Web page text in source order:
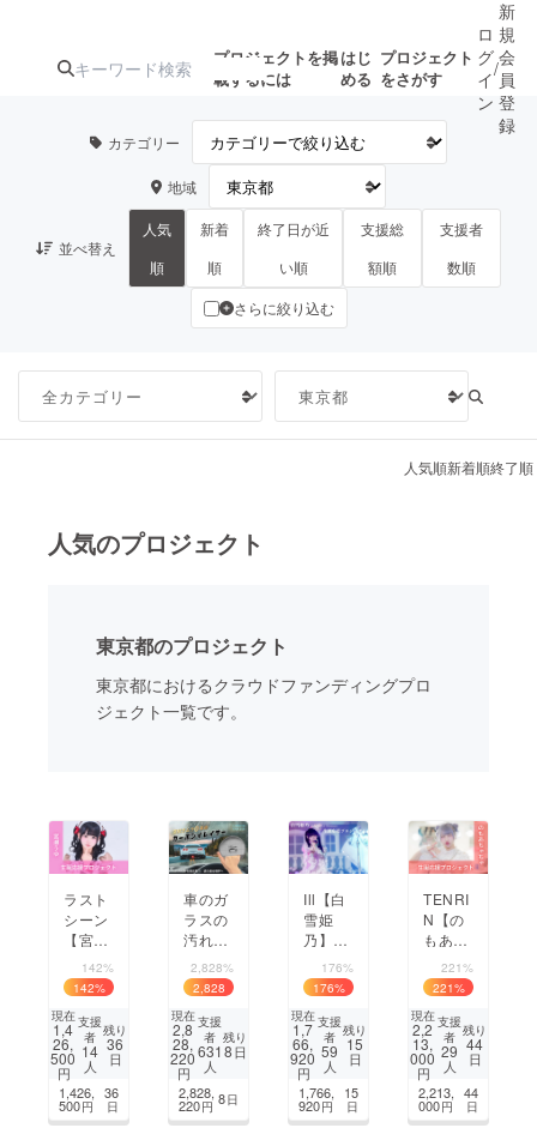
プロジェクトを掲
載するには
はじ
める
プロジェクト
をさがす
注目のリ
ターン
注目の新着プロ
ジェクト
募集終了が近いプ
ロジェクト
もうすぐ公開
されます
アート・写真
テクノロジー・ガジェット ゲーム・サ
CAMPFIRE for Social Good
CAMPFIREふるさと納税 machi-ya コミュニティ
ロ
グ
イ
ン
/
新
規
会
員
登
録
カテゴリー
地域
並べ替え
人気
順
新着
順
終了日が近
い順
支援総
額順
支援者
数順
さらに絞り込む
人気順新着順終了順
人気のプロジェクト
東京都のプロジェクト
東京都におけるクラウドファンディングプロ
ジェクト一覧です。
ラスト
シーン
【宮瀬
うゆ】
生誕祭
応援プ
ロジェ
クト
142%
142%
現在
1,4
26,
500
円
支援
者
14
人
残り
36
日
1,426,
500円
36
日
車のガ
ラスの
汚れの
根源を
掻き取
り、拭
きムラ
なく一
気にク
リアな
視界
へ！
2,828%
2,828
%
現在
2,8
28,
220
円
支援
者
631
人
残り
8日
2,828,
220円 8日
Ill【白
雪姫
乃】生
誕祭応
援プロ
ジェク
ト
176%
176%
現在
1,7
66,
920
円
支援
者
59
人
残り
15
日
1,766,
920円
15
日
TENRI
N【の
もあ
ちゃ
ちゃ】
生誕祭
応援プ
ロジェ
クト
221%
221%
現在
2,2
13,
000
円
支援
者
29
人
残り
44
日
2,213,
000円
44
日